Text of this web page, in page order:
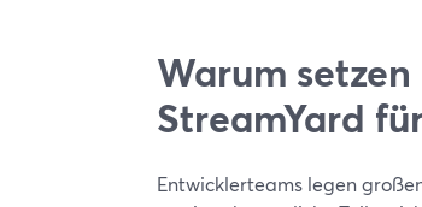
Warum
StreamYard
Entwicklerteams legen